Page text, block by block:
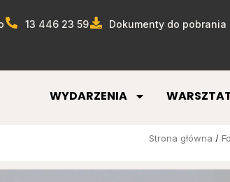
13 446 23 59 Dokumenty do pobrania
WYDARZENIA
Strona główna /